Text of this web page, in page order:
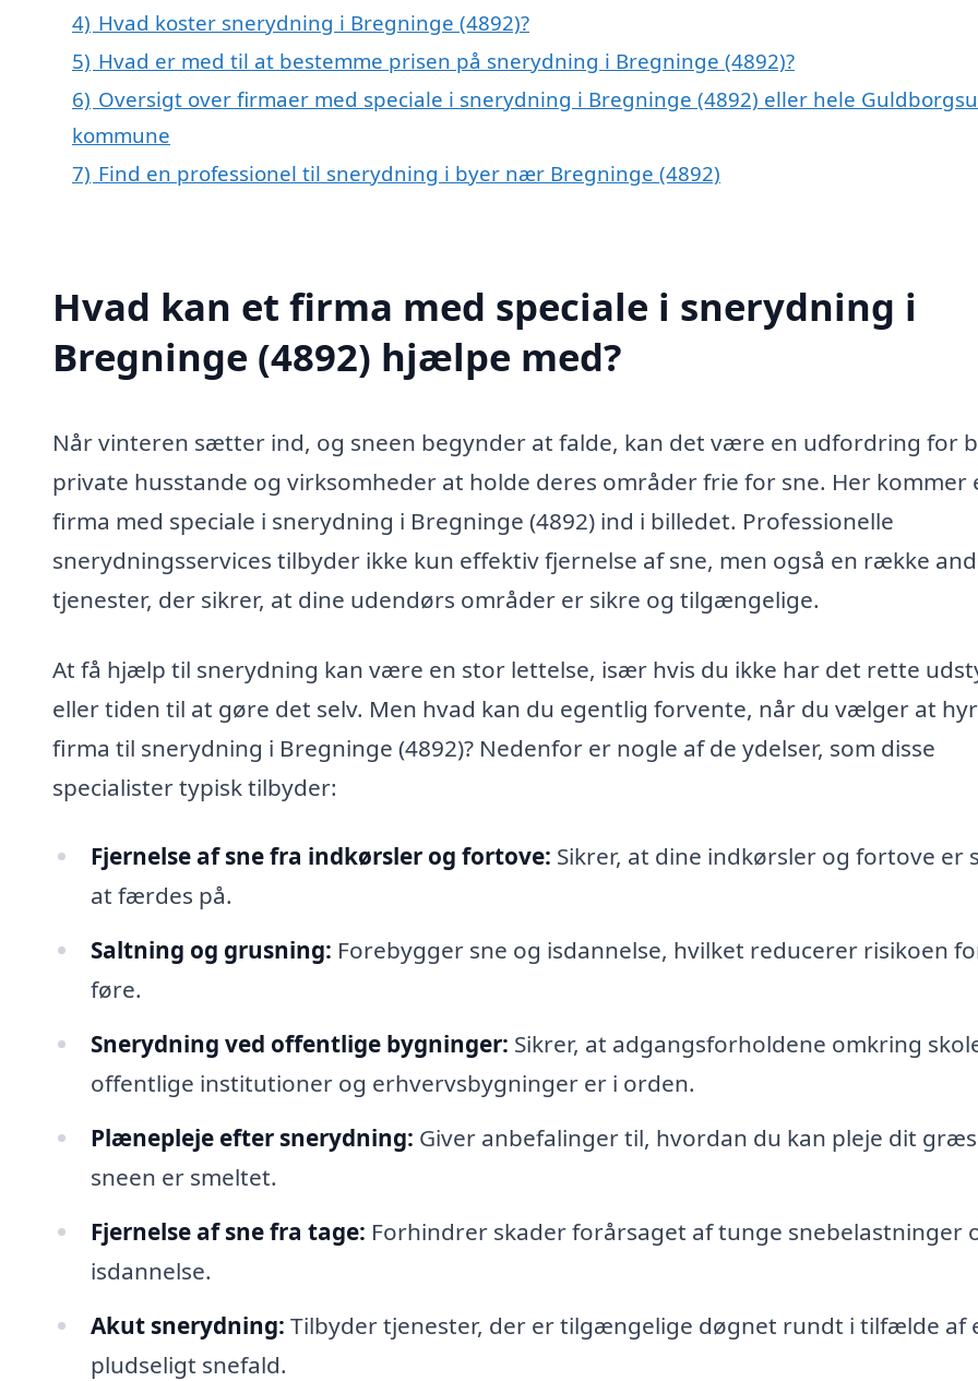
4) Hvad koster snerydning i Bregninge (4892)?
5) Hvad er med til at bestemme prisen på snerydning i Bregninge (4892)?
6) Oversigt over firmaer med speciale i snerydning i Bregninge (4892) eller hele
kommune
7) Find en professionel til snerydning i byer nær Bregninge (4892)
Hvad kan et firma med speciale i snerydning i
Bregninge (4892) hjælpe med?
Når vinteren sætter ind, og sneen begynder at falde, kan det være en udfordring for
private husstande og virksomheder at holde deres områder frie for sne. Her kommer
firma med speciale i snerydning i Bregninge (4892) ind i billedet. Professionelle
snerydningsservices tilbyder ikke kun effektiv fjernelse af sne, men også en række
tjenester, der sikrer, at dine udendørs områder er sikre og tilgængelige.
At få hjælp til snerydning kan være en stor lettelse, især hvis du ikke har det rette
eller tiden til at gøre det selv. Men hvad kan du egentlig forvente, når du vælger at
firma til snerydning i Bregninge (4892)? Nedenfor er nogle af de ydelser, som disse
specialister typisk tilbyder:
Fjernelse af sne fra indkørsler og fortove: Sikrer, at dine indkørsler og fortove er
at færdes på.
Saltning og grusning: Forebygger sne og isdannelse, hvilket reducerer risikoen
føre.
Snerydning ved offentlige bygninger: Sikrer, at adgangsforholdene omkring
offentlige institutioner og erhvervsbygninger er i orden.
Plænepleje efter snerydning: Giver anbefalinger til, hvordan du kan pleje dit
sneen er smeltet.
Fjernelse af sne fra tage: Forhindrer skader forårsaget af tunge snebelastninger
isdannelse.
Akut snerydning: Tilbyder tjenester, der er tilgængelige døgnet rundt i tilfælde af
pludseligt snefald.